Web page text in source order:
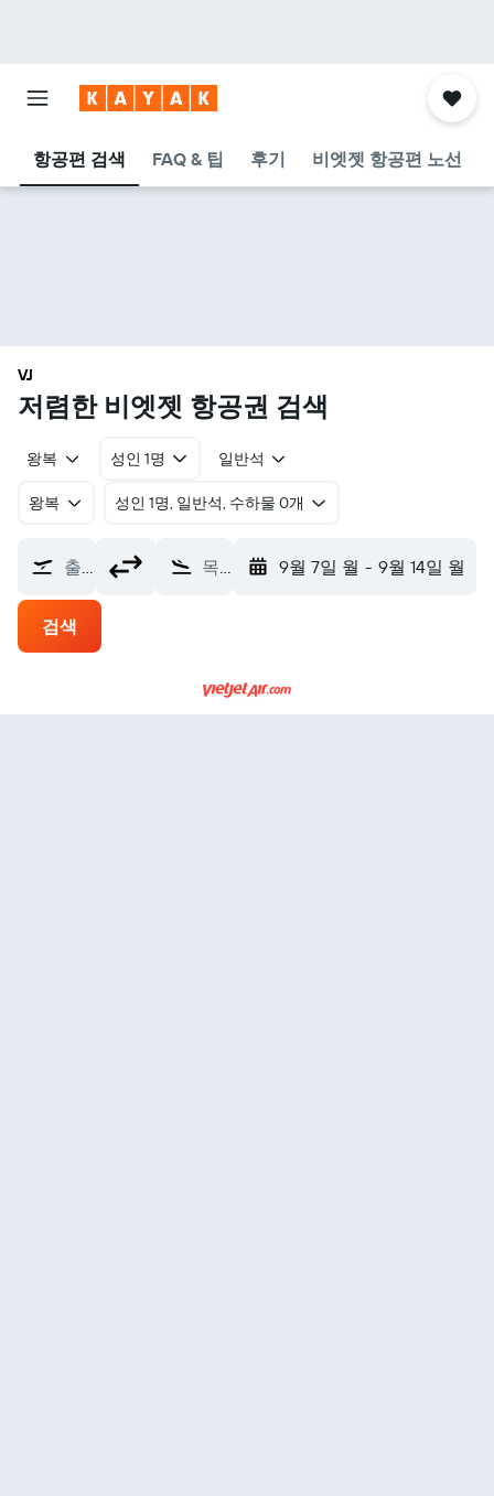
항공편 검색 FAQ & 팁 후기 비엣젯 항공편 노선
VJ
​저렴한 비엣젯 항공권 검색
왕복 성인 1명 일반석
왕복 ​성인 1명, 일반석, 수하물 0개
출발지 목적지 9월 7일 월 - 9월 14일 월
검색